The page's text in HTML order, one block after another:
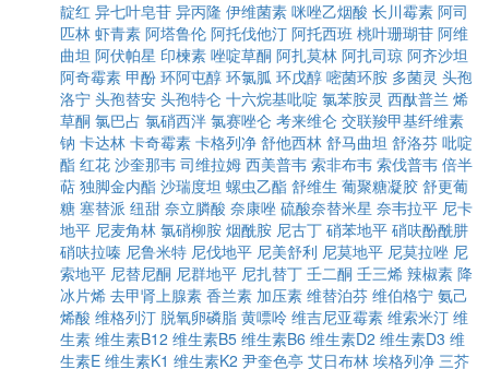
靛红 异七叶皂苷 异丙隆 伊维菌素 咪唑乙烟酸 长川霉素 阿司
匹林 虾青素 阿塔鲁伦 阿托伐他汀 阿托西班 桃叶珊瑚苷 阿维
曲坦 阿伏帕星 印楝素 唑啶草酮 阿扎莫林 阿扎司琼 阿齐沙坦
阿奇霉素 甲酚 环阿屯醇 环氯胍 环戊醇 嘧菌环胺 多菌灵 头孢
洛宁 头孢替安 头孢特仑 十六烷基吡啶 氯苯胺灵 西酞普兰 烯
草酮 氯巴占 氯硝西泮 氯赛唑仑 考来维仑 交联羧甲基纤维素
钠 卡达林 卡奇霉素 卡格列净 舒他西林 舒马曲坦 舒洛芬 吡啶
酯 红花 沙奎那韦 司维拉姆 西美普韦 索非布韦 索伐普韦 倍半
萜 独脚金内酯 沙瑞度坦 螺虫乙酯 舒维生 葡聚糖凝胶 舒更葡
糖 塞替派 纽甜 奈立膦酸 奈康唑 硫酸奈替米星 奈韦拉平 尼卡
地平 尼麦角林 氯硝柳胺 烟酰胺 尼古丁 硝苯地平 硝呋酚酰肼
硝呋拉嗪 尼鲁米特 尼伐地平 尼美舒利 尼莫地平 尼莫拉唑 尼
索地平 尼替尼酮 尼群地平 尼扎替丁 壬二酮 壬三烯 辣椒素 降
冰片烯 去甲肾上腺素 香兰素 加压素 维替泊芬 维伯格宁 氨己
烯酸 维格列汀 脱氧卵磷脂 黄嘌呤 维吉尼亚霉素 维索米汀 维
生素 维生素B12 维生素B5 维生素B6 维生素D2 维生素D3 维
生素E 维生素K1 维生素K2 尹奎色亭 艾日布林 埃格列净 三芥